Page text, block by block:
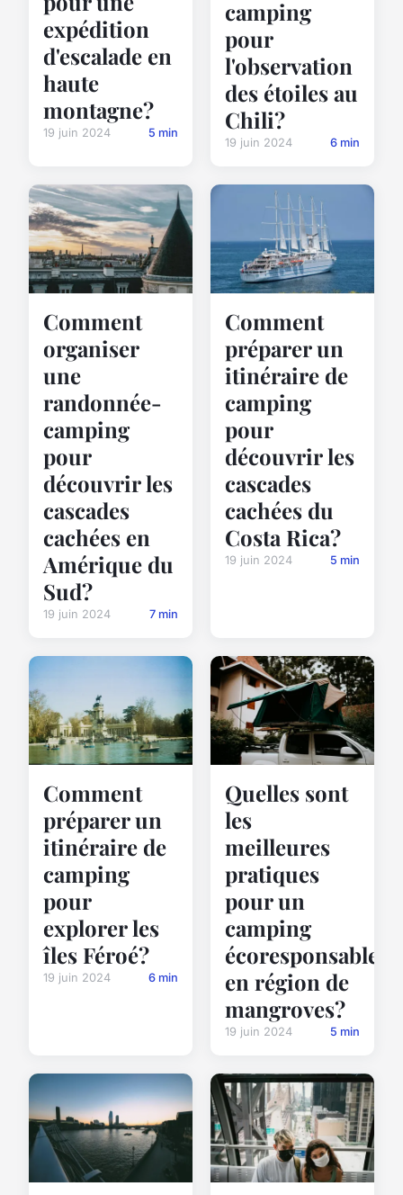
expédition
d'escalade en
haute
montagne?
19 juin 2024 5 min
camping
pour
l'observation
des étoiles au
Chili?
19 juin 2024 6 min
Comment
organiser
une
randonnée-
camping
pour
découvrir les
cascades
cachées en
Amérique du
Sud?
19 juin 2024 7 min
Comment
préparer un
itinéraire de
camping
pour
découvrir les
cascades
cachées du
Costa Rica?
19 juin 2024 5 min
Comment
préparer un
itinéraire de
camping
pour
explorer les
îles Féroé?
19 juin 2024 6 min
Quelles sont
les
meilleures
pratiques
pour un
camping
écoresponsable
en région de
mangroves?
19 juin 2024 5 min